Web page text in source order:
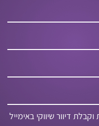
דיוור שיווקי באימייל